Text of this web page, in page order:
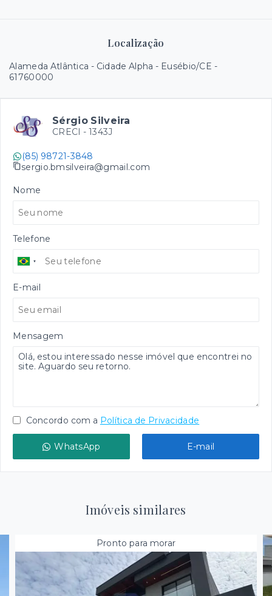
Localização
Alameda Atlântica - Cidade Alpha - Eusébio/CE -
61760000
Sérgio Silveira
CRECI - 1343J
(85) 98721-3848
sergio.bmsilveira@gmail.com
Nome
Telefone
E-mail
Mensagem
Concordo com a Política de Privacidade
WhatsApp E-mail
Imóveis similares
Pronto para morar